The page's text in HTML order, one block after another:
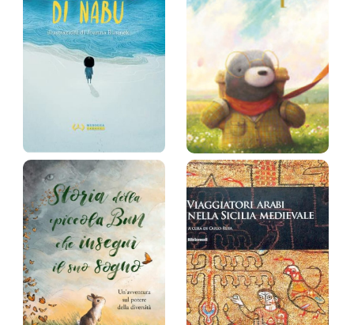
Prezzo:39,9 €
Barouch
15,2 €
Il viaggio di
Nabu
Jarosław Mikołajewski
Prezzo:20 €
Ovunque
Chris Saunders (aut.),
Giuditta Campello
(trad.)
Prezzo:14,9 €